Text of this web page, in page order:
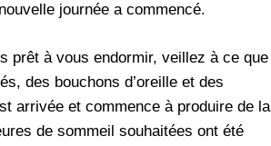
journée a commencé.
prêt à vous endormir, veillez à ce que
des bouchons d’oreille et des
arrivée et commence à produire de la
de sommeil souhaitées ont été